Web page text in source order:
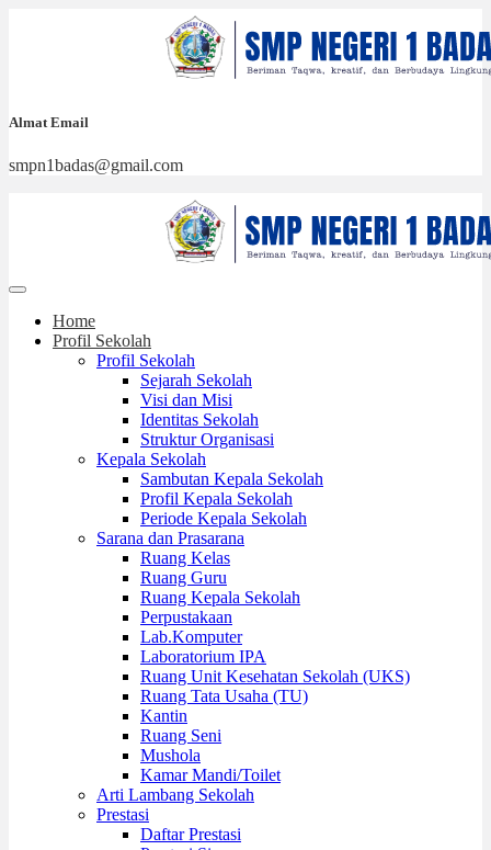
Almat Email
smpn1badas@gmail.com
Home
Profil Sekolah
Profil Sekolah
Sejarah Sekolah
Visi dan Misi
Identitas Sekolah
Struktur Organisasi
Kepala Sekolah
Sambutan Kepala Sekolah
Profil Kepala Sekolah
Periode Kepala Sekolah
Sarana dan Prasarana
Ruang Kelas
Ruang Guru
Ruang Kepala Sekolah
Perpustakaan
Lab.Komputer
Laboratorium IPA
Ruang Unit Kesehatan Sekolah (UKS)
Ruang Tata Usaha (TU)
Kantin
Ruang Seni
Mushola
Kamar Mandi/Toilet
Arti Lambang Sekolah
Prestasi
Daftar Prestasi